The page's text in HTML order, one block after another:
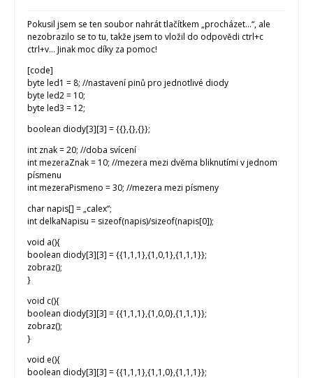
Pokusil jsem se ten soubor nahrát tlačítkem „procházet…“, ale
nezobrazilo se to tu, takže jsem to vložil do odpovědi ctrl+c
ctrl+v… Jinak moc díky za pomoc!
[code]
byte led1 = 8; //nastavení pinů pro jednotlivé diody
byte led2 = 10;
byte led3 = 12;
boolean diody[3][3] = {{},{},{}};
int znak = 20; //doba svícení
int mezeraZnak = 10; //mezera mezi dvěma bliknutími v jednom
písmenu
int mezeraPismeno = 30; //mezera mezi písmeny
char napis[] = „calex“;
int delkaNapisu = sizeof(napis)/sizeof(napis[0]);
void a(){
boolean diody[3][3] = {{1,1,1},{1,0,1},{1,1,1}};
zobraz();
}
void c(){
boolean diody[3][3] = {{1,1,1},{1,0,0},{1,1,1}};
zobraz();
}
void e(){
boolean diody[3][3] = {{1,1,1},{1,1,0},{1,1,1}};